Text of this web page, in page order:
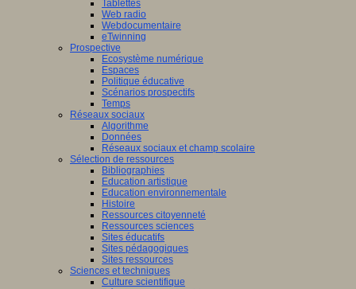
Tablettes
Web radio
Webdocumentaire
eTwinning
Prospective
Ecosystème numérique
Espaces
Politique éducative
Scénarios prospectifs
Temps
Réseaux sociaux
Algorithme
Données
Réseaux sociaux et champ scolaire
Sélection de ressources
Bibliographies
Education artistique
Education environnementale
Histoire
Ressources citoyenneté
Ressources sciences
Sites éducatifs
Sites pédagogiques
Sites ressources
Sciences et techniques
Culture scientifique